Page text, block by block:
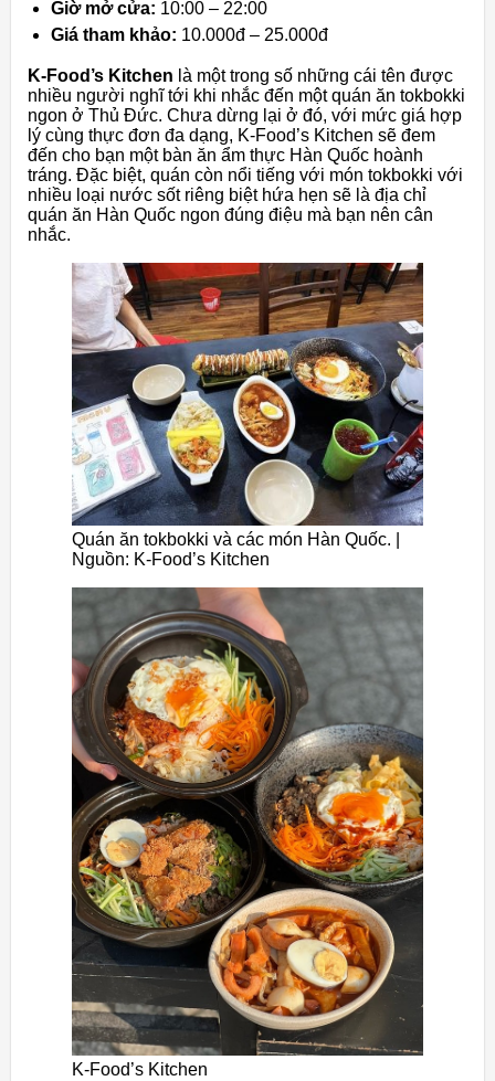
Giờ mở cửa: 10:00 – 22:00
Giá tham khảo: 10.000đ – 25.000đ
K-Food’s Kitchen là một trong số những cái tên được
nhiều người nghĩ tới khi nhắc đến một quán ăn tokbokki
ngon ở Thủ Đức. Chưa dừng lại ở đó, với mức giá hợp
lý cùng thực đơn đa dạng, K-Food’s Kitchen sẽ đem
đến cho bạn một bàn ăn ẩm thực Hàn Quốc hoành
tráng. Đặc biệt, quán còn nổi tiếng với món tokbokki với
nhiều loại nước sốt riêng biệt hứa hẹn sẽ là địa chỉ
quán ăn Hàn Quốc ngon đúng điệu mà bạn nên cân
nhắc.
Quán ăn tokbokki và các món Hàn Quốc. |
Nguồn: K-Food’s Kitchen
K-Food’s Kitchen